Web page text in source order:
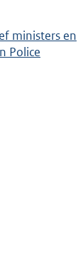
ministers en
Police